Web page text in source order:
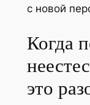
с новой
Когда
это